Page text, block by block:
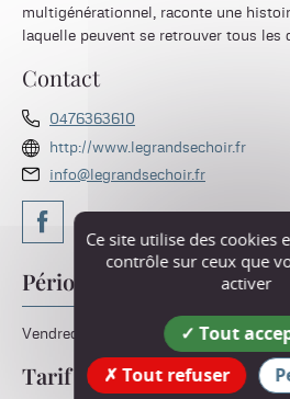
multigénérationnel, raconte une
laquelle peuvent se retrouver tous les
Contact
0476363610
http://www.legrandsechoir.fr
info@legrandsechoir.fr
Périodes d'ouverture
Vendredi 14 août 2026 à partir de 19h.
Tarif
Ce site utilise des cookies
contrôle sur ceux que
activer
Tout
Tout refuser